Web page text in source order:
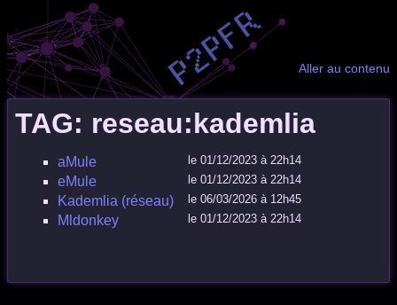
Aller au contenu
TAG: reseau:kademlia
aMule le 01/12/2023 à 22h14
eMule le 01/12/2023 à 22h14
Kademlia (réseau) le 06/03/2026 à 12h45
Mldonkey le 01/12/2023 à 22h14